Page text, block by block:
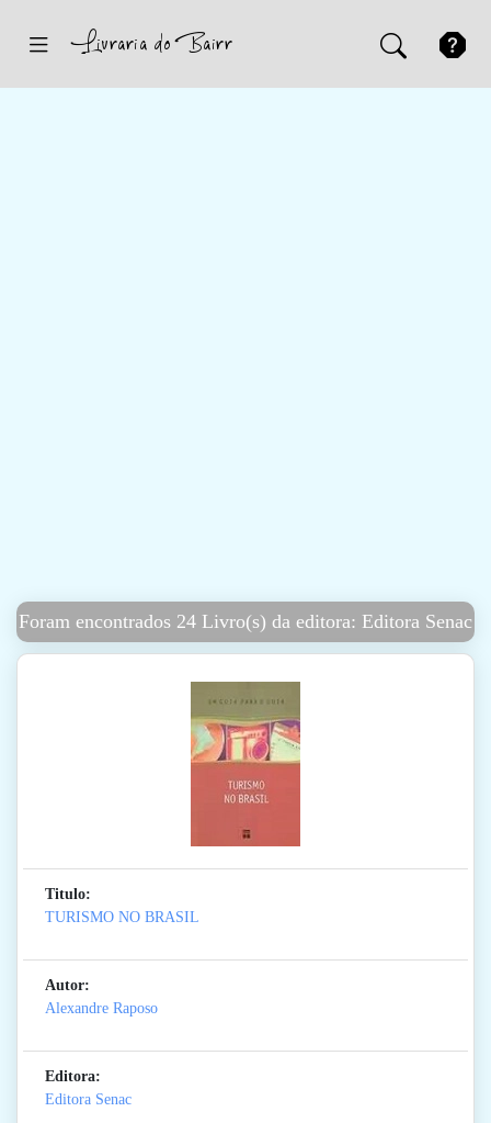
Foram encontrados 24 Livro(s) da editora: Editora Senac
Titulo:
TURISMO NO BRASIL
Autor:
Alexandre Raposo
Editora:
Editora Senac